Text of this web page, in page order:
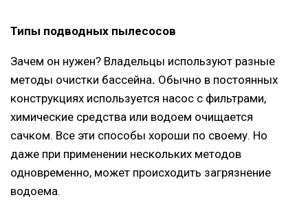
Типы подводных пылесосов
Зачем он нужен? Владельцы используют разные
методы очистки бассейна. Обычно в постоянных
конструкциях используется насос с фильтрами,
химические средства или водоем очищается
сачком. Все эти способы хороши по своему. Но
даже при применении нескольких методов
одновременно, может происходить загрязнение
водоема.